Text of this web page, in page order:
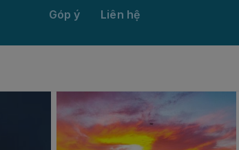
Góp ý Liên hệ